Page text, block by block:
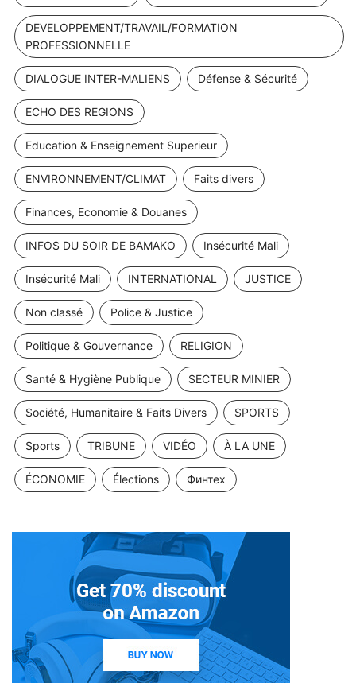
DEVELOPPEMENT/TRAVAIL/FORMATION
PROFESSIONNELLE
DIALOGUE INTER-MALIENS Défense & Sécurité
ECHO DES REGIONS
Education & Enseignement Superieur
ENVIRONNEMENT/CLIMAT Faits divers
Finances, Economie & Douanes
INFOS DU SOIR DE BAMAKO Insécurité Mali
Insécurité Mali INTERNATIONAL JUSTICE
Non classé Police & Justice
Politique & Gouvernance RELIGION
Santé & Hygiène Publique SECTEUR MINIER
Société, Humanitaire & Faits Divers SPORTS
Sports TRIBUNE VIDÉO À LA UNE
ÉCONOMIE Élections Финтех